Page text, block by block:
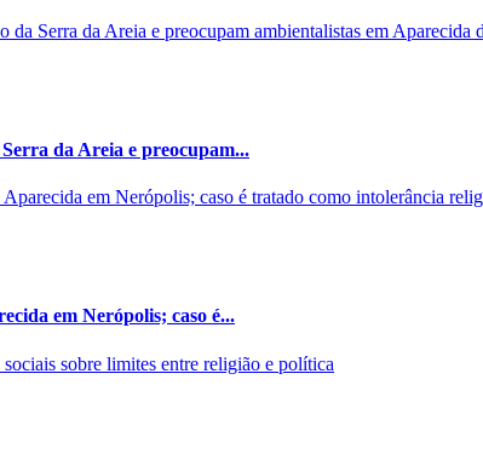
da Areia e preocupam...
em Nerópolis; caso é...